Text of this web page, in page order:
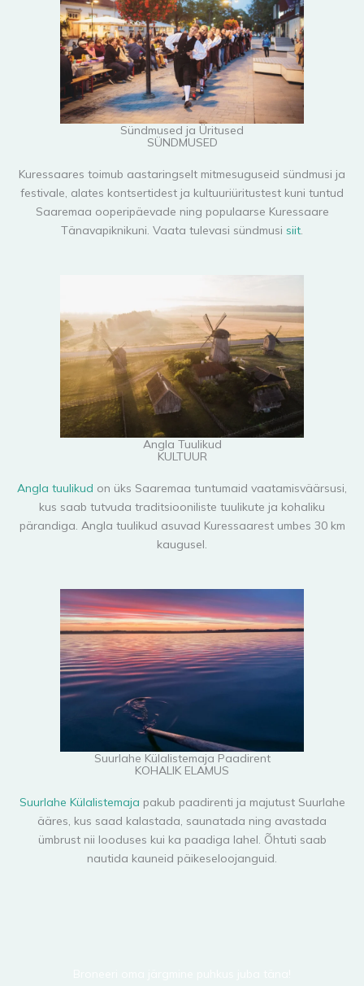
Sündmused ja Üritused
SÜNDMUSED
Kuressaares toimub aastaringselt mitmesuguseid sündmusi ja
festivale, alates kontsertidest ja kultuuriüritustest kuni tuntud
Saaremaa ooperipäevade ning populaarse Kuressaare
Tänavapiknikuni. Vaata tulevasi sündmusi siit.
Angla Tuulikud
KULTUUR
Angla tuulikud on üks Saaremaa tuntumaid vaatamisväärsusi,
kus saab tutvuda traditsiooniliste tuulikute ja kohaliku
pärandiga. Angla tuulikud asuvad Kuressaarest umbes 30 km
kaugusel.
Suurlahe Külalistemaja Paadirent
KOHALIK ELAMUS
Suurlahe Külalistemaja pakub paadirenti ja majutust Suurlahe
ääres, kus saad kalastada, saunatada ning avastada
ümbrust nii looduses kui ka paadiga lahel. Õhtuti saab
nautida kauneid päikeseloojanguid.